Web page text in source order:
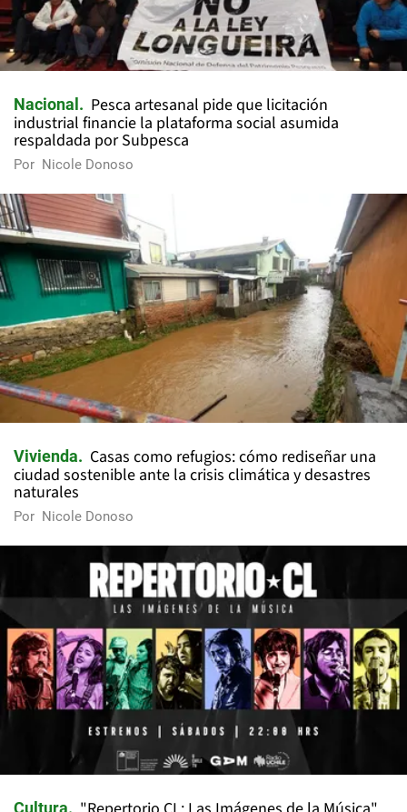
Nacional
Pesca artesanal pide que licitación
industrial financie la plataforma social asumida
respaldada por Subpesca
Por Nicole Donoso
Vivienda
Casas como refugios: cómo rediseñar una
ciudad sostenible ante la crisis climática y desastres
naturales
Por Nicole Donoso
Cultura